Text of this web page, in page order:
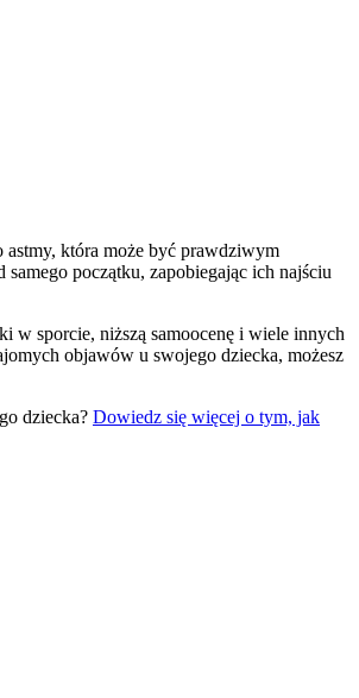
która może być prawdziwym
początku, zapobiegając ich najściu
w sporcie, niższą samoocenę i wiele innych
objawów u swojego dziecka, możesz
dziecka? Dowiedz się więcej o tym, jak